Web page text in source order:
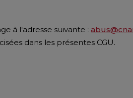
à l'adresse suivante :
dans les présentes CGU.